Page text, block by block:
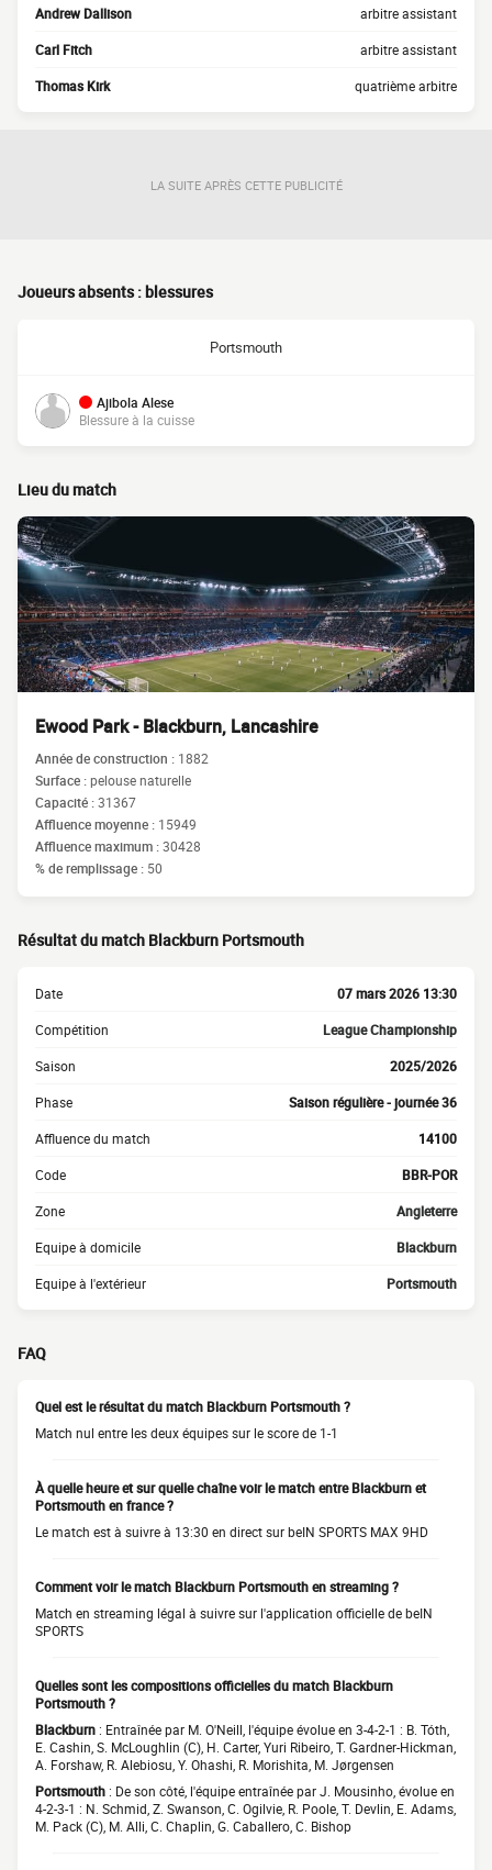
Andrew Dallison arbitre assistant
Carl Fitch arbitre assistant
Thomas Kirk quatrième arbitre
LA SUITE APRÈS CETTE PUBLICITÉ
Joueurs absents : blessures
Portsmouth
Ajibola Alese
Blessure à la cuisse
Lieu du match
Ewood Park - Blackburn, Lancashire
Année de construction : 1882
Surface :pelouse naturelle
Capacité :31367
Affluence moyenne : 15949
Affluence maximum :30428
% de remplissage : 50
Résultat du match Blackburn Portsmouth
Date 07 mars 2026 13:30
Compétition League Championship
Saison 2025/2026
Phase Saison régulière - journée 36
Affluence du match 14100
Code BBR-POR
Zone Angleterre
Equipe à domicile Blackburn
Equipe à l'extérieur Portsmouth
FAQ
Quel est le résultat du match Blackburn Portsmouth ?
Match nul entre les deux équipes sur le score de 1-1
À quelle heure et sur quelle chaîne voir le match entre Blackburn et
Portsmouth en france ?
Le match est à suivre à 13:30 en direct sur beIN SPORTS MAX 9HD
Comment voir le match Blackburn Portsmouth en streaming ?
Match en streaming légal à suivre sur l'application officielle de beIN
SPORTS
Quelles sont les compositions officielles du match Blackburn
Portsmouth ?
Blackburn : Entraînée par M. O'Neill, l'équipe évolue en 3-4-2-1 : B. Tóth,
E. Cashin, S. McLoughlin (C), H. Carter, Yuri Ribeiro, T. Gardner-Hickman,
A. Forshaw, R. Alebiosu, Y. Ohashi, R. Morishita, M. Jørgensen
Portsmouth : De son côté, l'équipe entraînée par J. Mousinho, évolue en
4-2-3-1 : N. Schmid, Z. Swanson, C. Ogilvie, R. Poole, T. Devlin, E. Adams,
M. Pack (C), M. Alli, C. Chaplin, G. Caballero, C. Bishop